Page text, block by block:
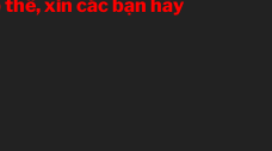
xin các bạn hãy